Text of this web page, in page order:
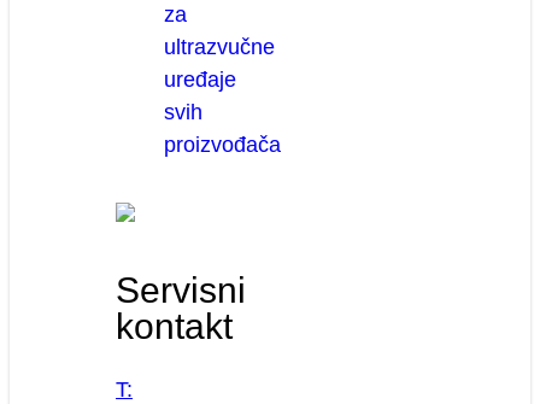
za
ultrazvučne
uređaje
svih
proizvođača
Servisni
kontakt
T: